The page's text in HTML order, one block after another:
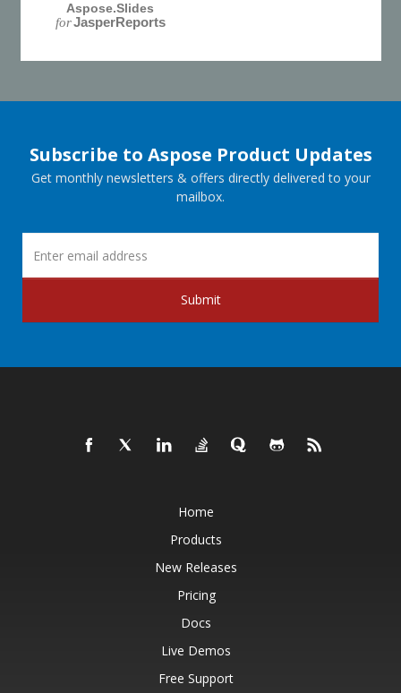
Aspose.Slides
forJasperReports
Subscribe to Aspose Product Updates
Get monthly newsletters & offers directly delivered to your
mailbox.
Submit
Home
Products
New Releases
Pricing
Docs
Live Demos
Free Support